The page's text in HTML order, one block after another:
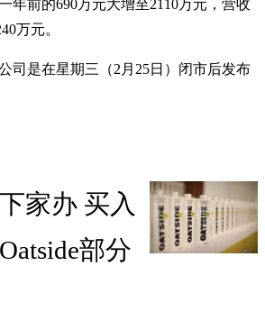
年前的690万元大增至2110万元，营收
万元。
司是在星期三（2月25日）闭市后发布
家办 买入
部分